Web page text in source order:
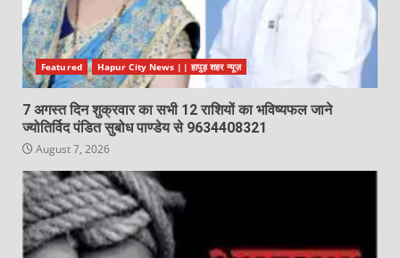
Featured Hapur City News || हापुड़ शहर न्यूज़
7 अगस्त दिन शुक्रवार का सभी 12 राशियों का भविष्यफल जाने
ज्योतिर्विद पंडित सुबोध पाण्डेय से 9634408321
August 7, 2026